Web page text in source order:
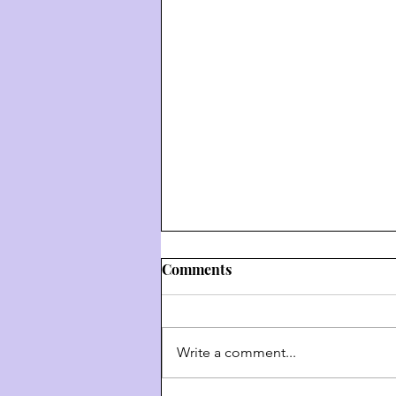
Comments
Write a comment...